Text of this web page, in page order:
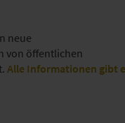
neue
von öffentlichen
Alle Informationen gibt